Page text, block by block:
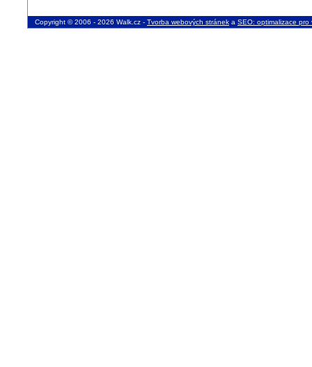
Copyright © 2006 - 2026 Walk.cz - Tvorba webových stránek a SEO: optimalizace pro